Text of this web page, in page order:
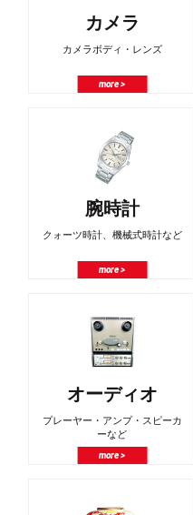
カメラ
カメラボディ・レンズ
more >
腕時計
クォーツ時計、機械式時計など
more >
オーディオ
プレーヤー・アンプ・スピーカ
ーなど
more >